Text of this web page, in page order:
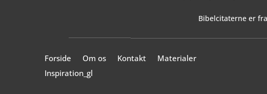
Bibelcitaterne er
Forside Om os Kontakt
Materialer
Inspiration_gl